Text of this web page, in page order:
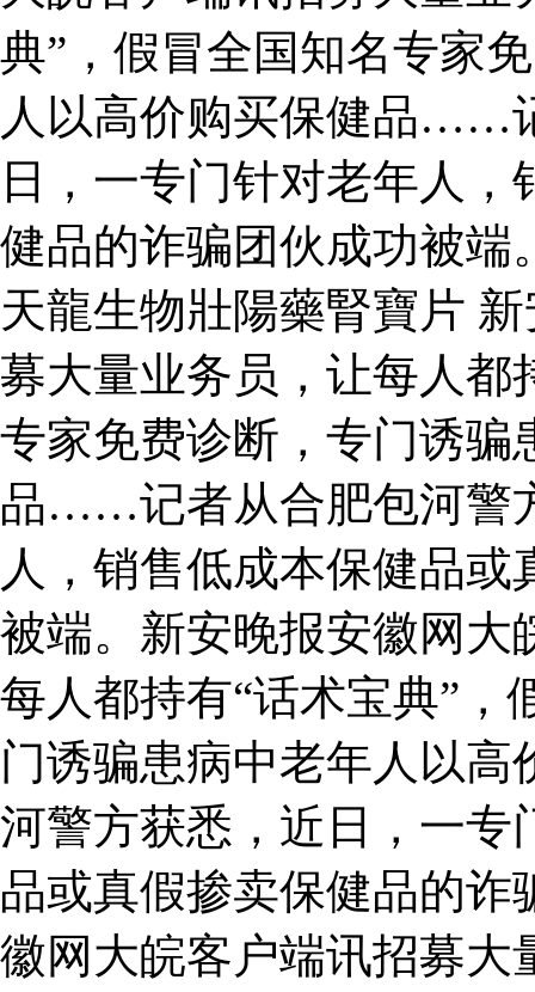
典”，假冒全国知名专家
人以高价购买保健品……
日，一专门针对老年人
健品的诈骗团伙成功被端
天龍生物壯陽藥腎寶片
募大量业务员，让每人都
专家免费诊断，专门诱骗
品……记者从合肥包河警
人，销售低成本保健品
被端。新安晚报安徽网大
每人都持有“话术宝典”，
门诱骗患病中老年人以
河警方获悉，近日，一专
品或真假掺卖保健品的
徽网大皖客户端讯招募大